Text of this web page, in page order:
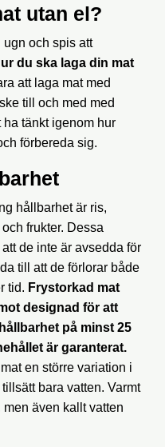
utan el?
ugn och spis att
du ska laga din mat
att laga mat med
till och med med
tänkt igenom hur
förbereda sig.
hållbarhet är ris,
frukter. Dessa
de inte är avsedda för
till att de förlorar både
tid. Frystorkad mat
designad för att
på minst 25
är garanterat.
en större variation i
bara vatten. Varmt
även kallt vatten